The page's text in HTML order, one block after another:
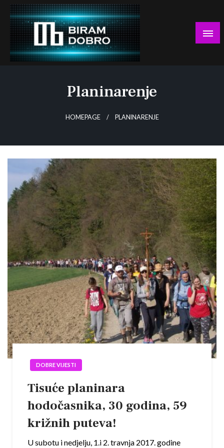
Skip
content
Planinarenje
HOMEPAGE PLANINARENJE
DOBRE VIJESTI
Tisuće planinara
hodočasnika, 30 godina, 59
križnih puteva!
U subotu i nedjelju, 1.i 2. travnja 2017. godine